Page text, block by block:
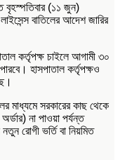
বৃহস্পতিবার (১১ জুন)
বাতিলের আদেশ জারির
কর্তৃপক্ষ চাইলে আগামী ৩০
হাসপাতাল কর্তৃপক্ষও
মাধ্যমে সরকারের কাছ থেকে
না পাওয়া পর্যন্ত
নতুন রোগী ভর্তি বা নিয়মিত